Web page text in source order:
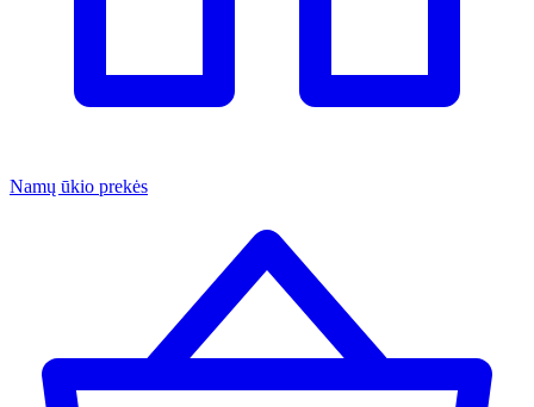
Namų ūkio prekės